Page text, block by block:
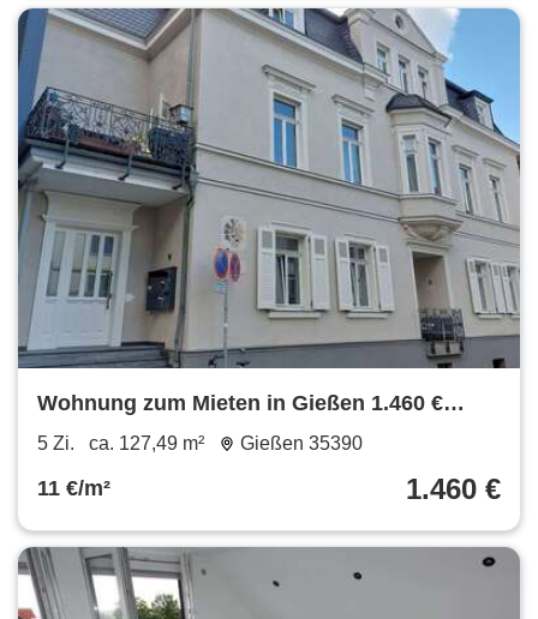
Wohnung zum Mieten in Gießen 1.460 €
127.49 m²
5 Zi. ca. 127,49 m² Gießen 35390
11 €/m² 1.460 €